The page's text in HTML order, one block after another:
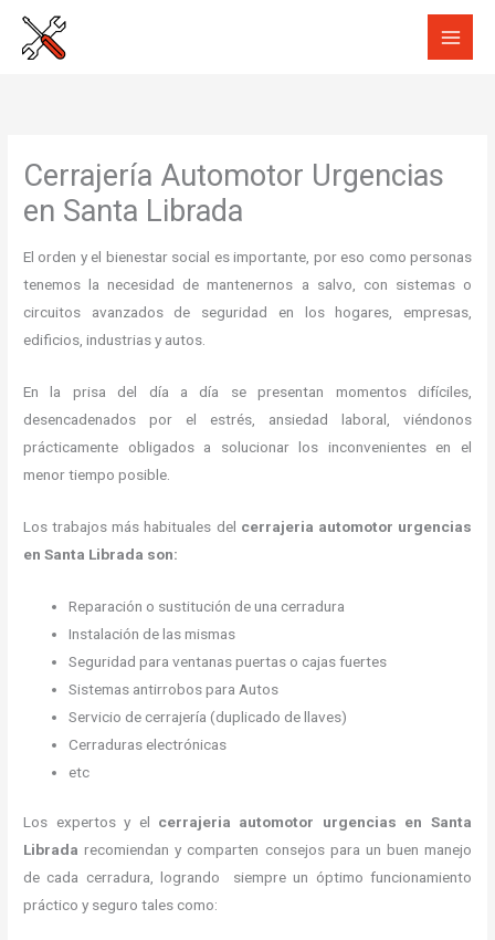
Cerrajería Automotor Urgencias
en Santa Librada
El orden y el bienestar social es importante, por eso como personas
tenemos la necesidad de mantenernos a salvo, con sistemas o
circuitos avanzados de seguridad en los hogares, empresas,
edificios, industrias y autos.
En la prisa del día a día se presentan momentos difíciles,
desencadenados por el estrés, ansiedad laboral, viéndonos
prácticamente obligados a solucionar los inconvenientes en el
menor tiempo posible.
Los trabajos más habituales del cerrajeria automotor urgencias
en Santa Librada son:
Reparación o sustitución de una cerradura
Instalación de las mismas
Seguridad para ventanas puertas o cajas fuertes
Sistemas antirrobos para Autos
Servicio de cerrajería (duplicado de llaves)
Cerraduras electrónicas
etc
Los expertos y el cerrajeria automotor urgencias en Santa
Librada recomiendan y comparten consejos para un buen manejo
de cada cerradura, logrando siempre un óptimo funcionamiento
práctico y seguro tales como: